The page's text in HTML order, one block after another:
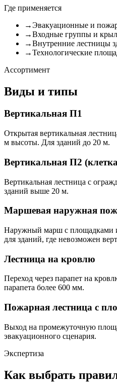
Где применяется
→Эвакуационные и
→Входные группы и
→Внутренние лестницы
→Технологические
Ассортимент
Виды и типы
Вертикальная П1
Открытая вертикальная
м высоты. Для зданий до 20 м.
Вертикальная П2
Вертикальная лестница с
зданий выше 20 м.
Маршевая наружная
Наружный марш с площадками
для зданий, где невозможен
Лестница на кровлю
Переход через парапет на
парапета более 600 мм.
Пожарная лестница с
Выход на промежуточную
эвакуационного сценария.
Экспертиза
Как выбрать